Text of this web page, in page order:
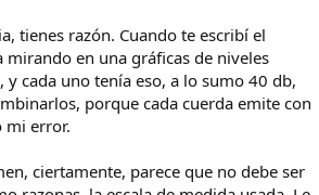
tienes razón. Cuando te escribí el
mirando en una gráficas de niveles
y cada uno tenía eso, a lo sumo 40 db,
porque cada cuerda emite con
mi error.
ciertamente, parece que no debe ser